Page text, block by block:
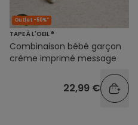
Outlet -50%*
TAPE À L'OEIL ®
Combinaison bébé garçon
crème imprimé message
22,99 €